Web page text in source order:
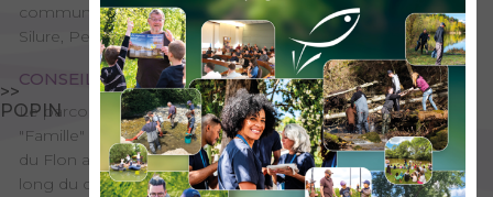
>>
POPIN
commune, Barbeau, Sandre, Brochet, Truite fario, Carpe,
Silure, Petits poissons blancs
CONSEILS DE PÊCHE
Le parcours de pêche du Rhône à Yenne est labellisé
"Famille" -Création d'un ponton PMR à l'amont immédiat
du Flon avec son cheminement et une place de parking le
long du camping. -Création de 3 postes de pêche à l'aval